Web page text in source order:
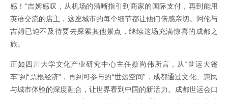
感！”吉姆感叹，从机场的清晰指引到商家的国际支付，再到能用
英语交流的店主，这座城市的每个细节都让他们倍感亲切。阿伦与
吉姆已迫不及待要去探索其他景点，继续这场充满惊喜的成都之
旅。
正如四川大学文化产业研究中心主任蔡尚伟所言，从“世运大篷
车”到“票根经济”，再到可参与的“世运空间”，成都通过文化、惠民
与城市体验的深度融合，让世界看到中国的新活力。成都世运会口